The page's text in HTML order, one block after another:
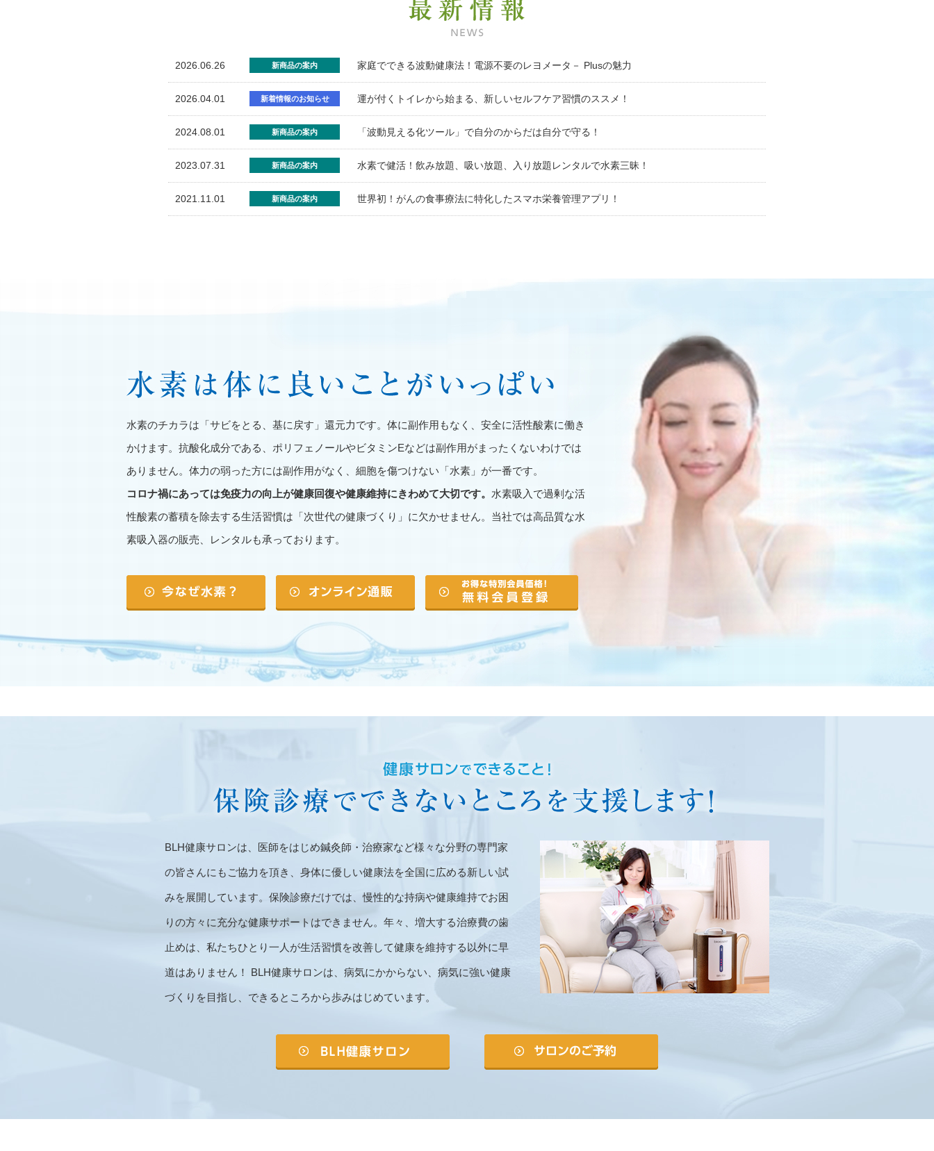
2026.06.26 新商品の案内 家庭でできる波動健康法！電源不要のレヨメータ－ Plusの魅力
2026.04.01 新着情報のお知らせ 運が付くトイレから始まる、新しいセルフケア習慣のススメ！
2024.08.01 新商品の案内 「波動見える化ツール」で自分のからだは自分で守る！
2023.07.31 新商品の案内 水素で健活！飲み放題、吸い放題、入り放題レンタルで水素三昧！
2021.11.01 新商品の案内 世界初！がんの食事療法に特化したスマホ栄養管理アプリ！
水素のチカラは「サビをとる、基に戻す」還元力です。体に副作用もなく、安全に活性酸素に働き
かけます。抗酸化成分である、ポリフェノールやビタミンEなどは副作用がまったくないわけでは
ありません。体力の弱った方には副作用がなく、細胞を傷つけない「水素」が一番です。
コロナ禍にあっては免疫力の向上が健康回復や健康維持にきわめて大切です。 水素吸入で過剰な活
性酸素の蓄積を除去する生活習慣は「次世代の健康づくり」に欠かせません。当社では高品質な水
素吸入器の販売、レンタルも承っております。
BLH健康サロンは、医師をはじめ鍼灸師・治療家など様々な分野の専門家
の皆さんにもご協力を頂き、身体に優しい健康法を全国に広める新しい試
みを展開しています。保険診療だけでは、慢性的な持病や健康維持でお困
りの方々に充分な健康サポートはできません。年々、増大する治療費の歯
止めは、私たちひとり一人が生活習慣を改善して健康を維持する以外に早
道はありません！ BLH健康サロンは、病気にかからない、病気に強い健康
づくりを目指し、できるところから歩みはじめています。